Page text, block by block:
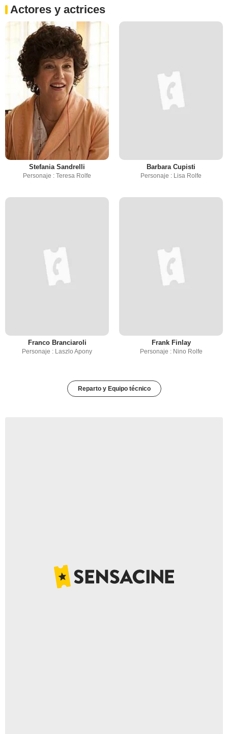
Actores y actrices
Stefania Sandrelli
Personaje : Teresa Rolfe
Barbara Cupisti
Personaje : Lisa Rolfe
Franco Branciaroli
Personaje : Laszlo Apony
Frank Finlay
Personaje : Nino Rolfe
Reparto y Equipo técnico